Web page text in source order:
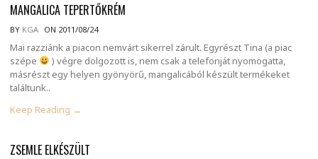
MANGALICA TEPERTŐKRÉM
BY KGA ON 2011/08/24
Mai razziánk a piacon nemvárt sikerrel zárult. Egyrészt Tina (a piac
szépe
) végre dolgozott is, nem csak a telefonját nyomogatta,
másrészt egy helyen gyönyörű, mangalicából készült termékeket
találtunk..
Keep Reading →
ZSEMLE ELKÉSZÜLT